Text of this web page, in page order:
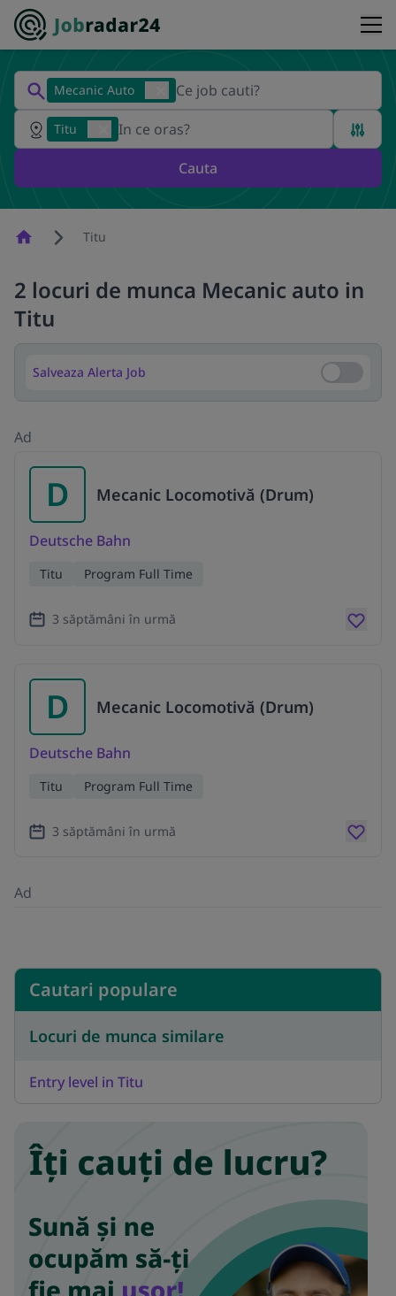
Mecanic Auto
Titu
Cauta
Homepage
Titu
2 locuri de munca Mecanic auto in
Titu
Salveaza Alerta Job Salveaza
Ad
D Mecanic Locomotivă (Drum)
Deutsche Bahn
Titu Program Full Time
3 săptămâni în urmă
D Mecanic Locomotivă (Drum)
Deutsche Bahn
Titu Program Full Time
3 săptămâni în urmă
Ad
Cautari populare
Locuri de munca similare
Entry level in Titu